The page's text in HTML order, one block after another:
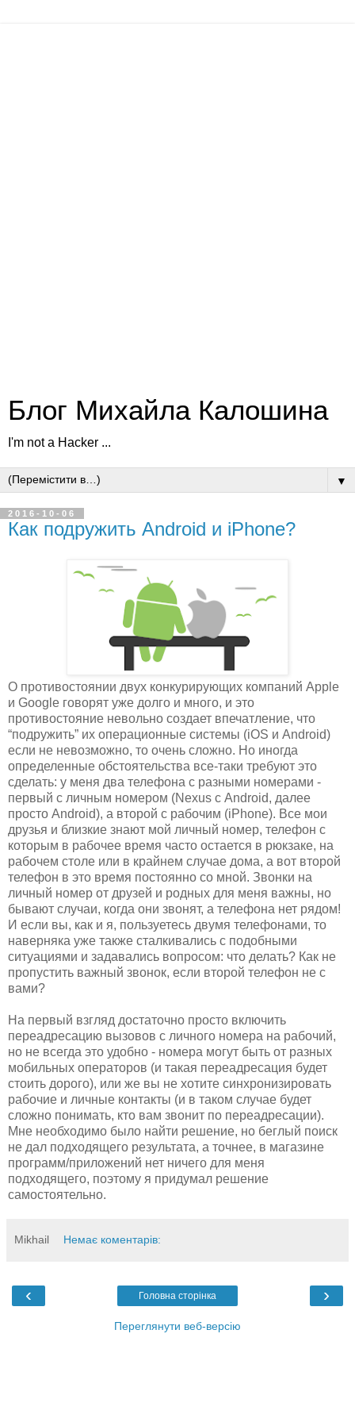
Блог Михайла Калошина
I'm not a Hacker ...
▼
2016-10-06
Как подружить Android и iPhone?
О противостоянии двух конкурирующих компаний Apple
и Google говорят уже долго и много, и это
противостояние невольно создает впечатление, что
“подружить” их операционные системы (iOS и Android)
если не невозможно, то очень сложно. Но иногда
определенные обстоятельства все-таки требуют это
сделать: у меня два телефона с разными номерами -
первый с личным номером (Nexus с Android, далее
просто Android), а второй с рабочим (iPhone). Все мои
друзья и близкие знают мой личный номер, телефон с
которым в рабочее время часто остается в рюкзаке, на
рабочем столе или в крайнем случае дома, а вот второй
телефон в это время постоянно со мной. Звонки на
личный номер от друзей и родных для меня важны, но
бывают случаи, когда они звонят, а телефона нет рядом!
И если вы, как и я, пользуетесь двумя телефонами, то
наверняка уже также сталкивались с подобными
ситуациями и задавались вопросом: что делать? Как не
пропустить важный звонок, если второй телефон не с
вами?
На первый взгляд достаточно просто включить
переадресацию вызовов с личного номера на рабочий,
но не всегда это удобно - номера могут быть от разных
мобильных операторов (и такая переадресация будет
стоить дорого), или же вы не хотите синхронизировать
рабочие и личные контакты (и в таком случае будет
сложно понимать, кто вам звонит по переадресации).
Мне необходимо было найти решение, но беглый поиск
не дал подходящего результата, а точнее, в магазине
программ/приложений нет ничего для меня
подходящего, поэтому я придумал решение
самостоятельно.
Mikhail Немає коментарів:
‹ ›
Головна сторінка
Переглянути веб-версію